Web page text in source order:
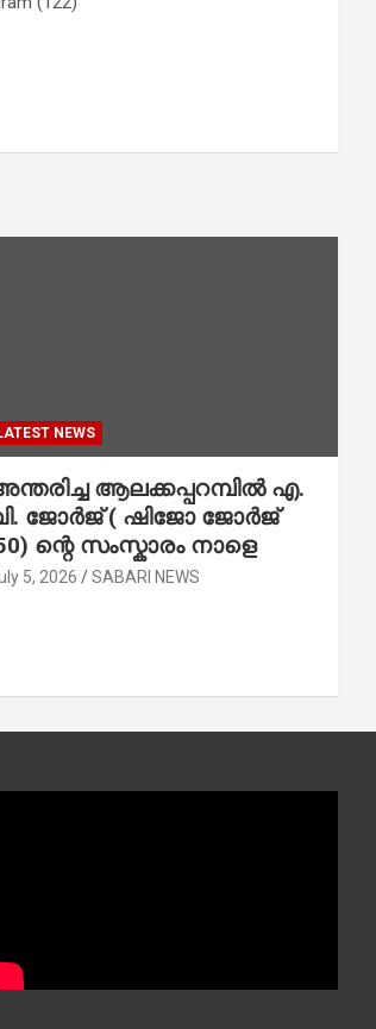
NEWS
ആ​ല​ക്ക​പ്പ​റമ്പിൽ​ എ.​
ജോ​ർ​ജ് ( ഷിജോ ജോർജ്
ന്റെ സംസ്കാരം നാളെ
5, 2026 SABARI NEWS